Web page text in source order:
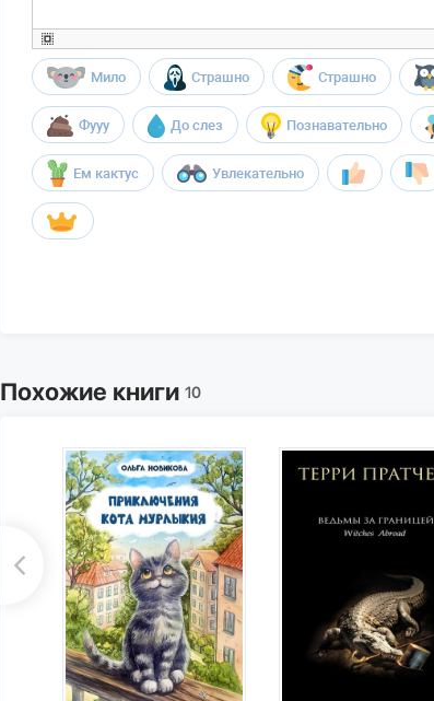
Мило Страшно Страшно
Фууу До слез Познавательно
Ем кактус Увлекательно
Похожие книги 10